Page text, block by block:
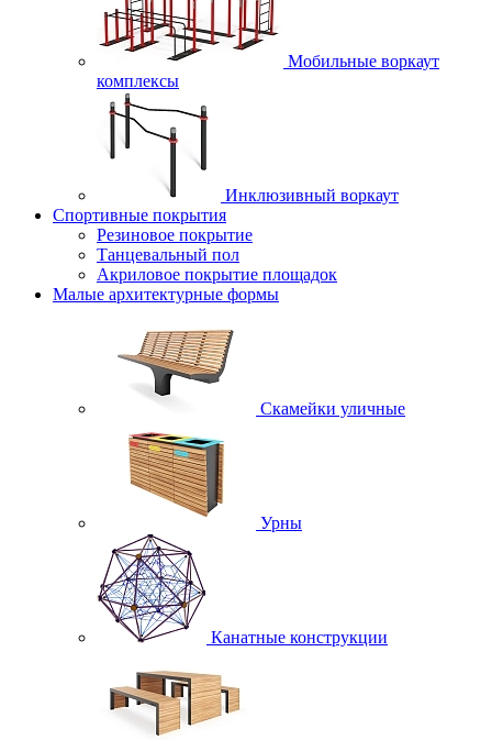
Мобильные воркаут
комплексы
Инклюзивный воркаут
Спортивные покрытия
Резиновое покрытие
Танцевальный пол
Акриловое покрытие площадок
Малые архитектурные формы
Скамейки уличные
Урны
Канатные конструкции